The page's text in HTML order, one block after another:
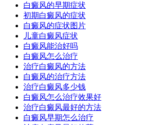
白癜风的早期症状
初期白癜风的症状
白癜风的症状图片
儿童白癜风症状
白癜风能治好吗
白癜风怎么治疗
治疗白癜风的方法
白癜风的治疗方法
治疗白癜风多少钱
白癜风怎么治疗效果好
治疗白癜风最好的方法
白癜风早期怎么治疗